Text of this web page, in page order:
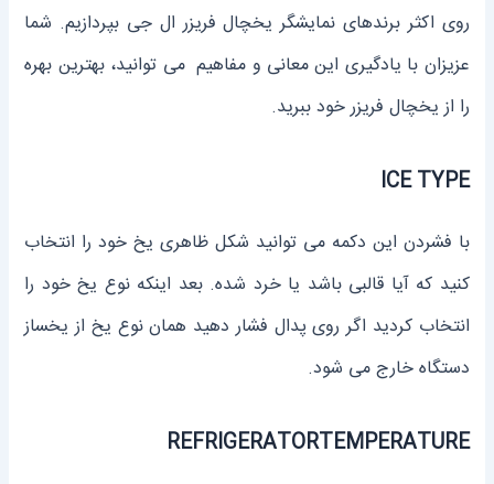
روی اکثر برندهای نمایشگر یخچال فریزر ال جی بپردازیم. شما
عزیزان با یادگیری این معانی و مفاهیم می توانید، بهترین بهره
را از یخچال فریزر خود ببرید.
ICE TYPE
با فشردن این دکمه می توانید شکل ظاهری یخ خود را انتخاب
کنید که آیا قالبی باشد یا خرد شده. بعد اینکه نوع یخ خود را
انتخاب کردید اگر روی پدال فشار دهید همان نوع یخ از یخساز
دستگاه خارج می شود.
REFRIGERATORTEMPERATURE